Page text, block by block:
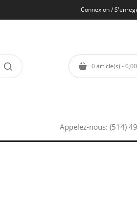
Connexion /
0 article(s) -
Appelez-nous: (514)